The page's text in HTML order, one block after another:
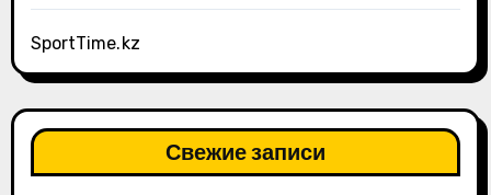
SportTime.kz
Свежие записи